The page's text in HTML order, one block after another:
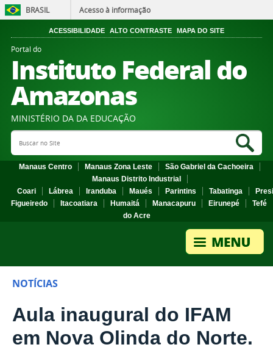
BRASIL Acesso à informação
ACESSIBILIDADE ALTO CONTRASTE MAPA DO SITE
Portal do
Instituto Federal do
Amazonas
MINISTÉRIO DA DA EDUCAÇÃO
Search Site
Manaus Centro Manaus Zona Leste
São Gabriel da Cachoeira
Manaus Distrito Industrial
Coari
Lábrea Iranduba Maués Parintins Tabatinga
Figueiredo
Itacoatiara Humaitá Manacapuru Eirunepé
Tefé
do Acre
NOTÍCIAS
Aula inaugural do IFAM
em Nova Olinda do Norte.